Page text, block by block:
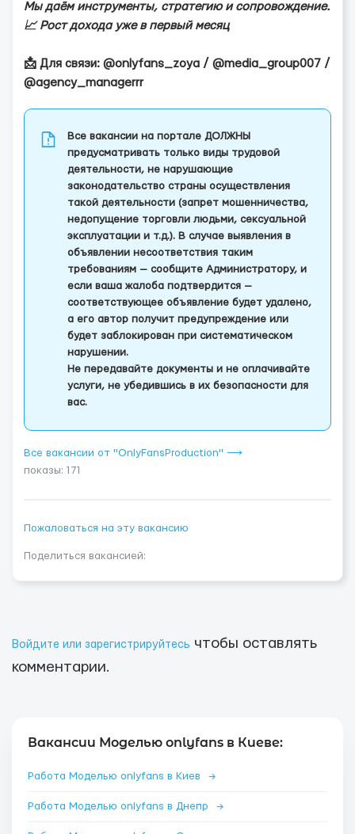
Мы даём инструменты, стратегию и сопровождение.
📈 Рост дохода уже в первый месяц
📩 Для связи: @onlyfans_zoya / @media_group007 /
@agency_managerrr
Все вакансии на портале ДОЛЖНЫ
предусматривать только виды трудовой
деятельности, не нарушающие
законодательство страны осуществления
такой деятельности (запрет мошенничества,
недопущение торговли людьми, сексуальной
эксплуатации и т.д.). В случае выявления в
объявлении несоответствия таким
требованиям — сообщите Администратору, и
если ваша жалоба подтвердится —
соответствующее объявление будет удалено,
а его автор получит предупреждение или
будет заблокирован при систематическом
нарушении.
Не передавайте документы и не оплачивайте
услуги, не убедившись в их безопасности для
вас.
Все вакансии от "OnlyFansProduction" ⟶
показы: 171
Пожаловаться на эту вакансию
Поделиться вакансией:
Войдите или зарегистрируйтесь чтобы оставлять
комментарии.
Вакансии Моделью onlyfans в Киеве:
Работа Моделью onlyfans в Киев →
Работа Моделью onlyfans в Днепр →